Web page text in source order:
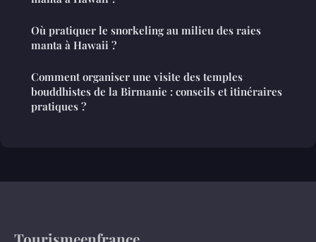
Où pratiquer le snorkeling au milieu des raies
manta à Hawaii ?
Comment organiser une visite des temples
bouddhistes de la Birmanie : conseils et itinéraires
pratiques ?